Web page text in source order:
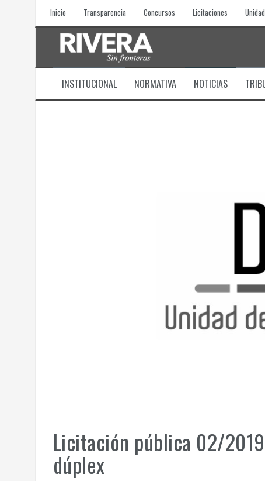
Inicio Transparencia Concursos Licitaciones
INSTITUCIONAL NORMATIVA NOTICIAS
Licitación pública 02/
dúplex